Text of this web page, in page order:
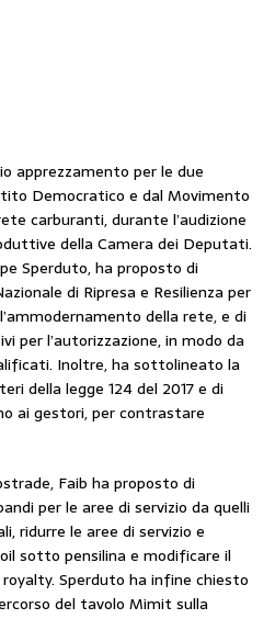
apprezzamento per le due
Democratico e dal Movimento
carburanti, durante l’audizione
della Camera dei Deputati.
Sperduto, ha proposto di
di Ripresa e Resilienza per
della rete, e di
per l’autorizzazione, in modo da
Inoltre, ha sottolineato la
della legge 124 del 2017 e di
ai gestori, per contrastare
Faib ha proposto di
per le aree di servizio da quelli
ridurre le aree di servizio e
sotto pensilina e modificare il
Sperduto ha infine chiesto
del tavolo Mimit sulla